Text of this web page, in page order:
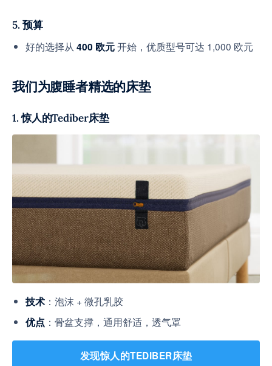
5. 预算
好的选择从400 欧元开始，优质型号可达 1,000 欧元
我们为腹睡者精选的床垫
1. 惊人的Tediber床垫
技术 ：泡沫 + 微孔乳胶
优点 ：骨盆支撑，通用舒适，透气罩
发现惊人的TEDIBER床垫